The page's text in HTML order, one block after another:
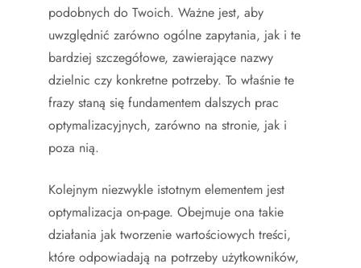
podobnych do Twoich. Ważne jest, aby
uwzględnić zarówno ogólne zapytania, jak i te
bardziej szczegółowe, zawierające nazwy
dzielnic czy konkretne potrzeby. To właśnie te
frazy staną się fundamentem dalszych prac
optymalizacyjnych, zarówno na stronie, jak i
poza nią.
Kolejnym niezwykle istotnym elementem jest
optymalizacja on-page. Obejmuje ona takie
działania jak tworzenie wartościowych treści,
które odpowiadają na potrzeby użytkowników,